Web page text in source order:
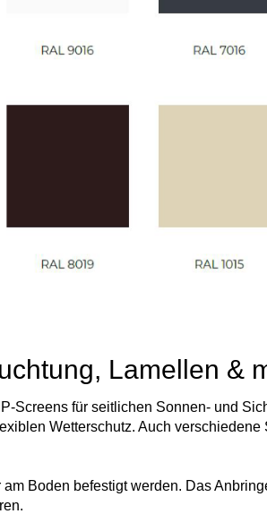
Lamellen &
Screens für seitlichen Sonnen- und
Wetterschutz. Auch
Boden befestigt werden. Das